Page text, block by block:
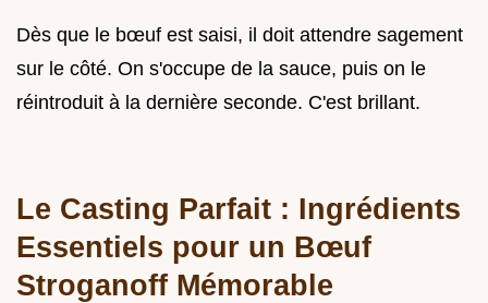
Dès que le bœuf est saisi, il doit attendre sagement
sur le côté. On s'occupe de la sauce, puis on le
réintroduit à la dernière seconde. C'est brillant.
Le Casting Parfait : Ingrédients
Essentiels pour un Bœuf
Stroganoff Mémorable